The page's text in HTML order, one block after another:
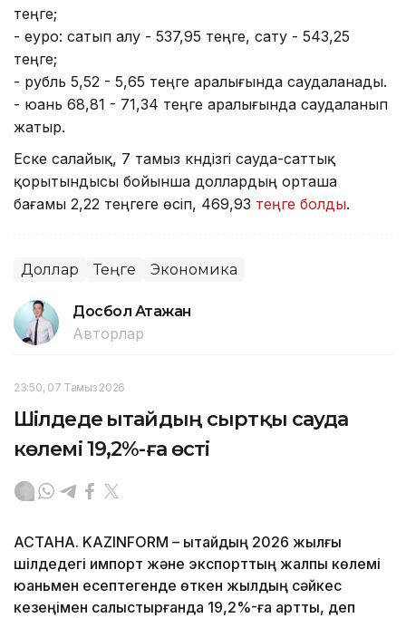
теңге;
- еуро: сатып алу - 537,95 теңге, сату - 543,25
теңге;
- рубль 5,52 - 5,65 теңге аралығында саудаланады.
- юань 68,81 - 71,34 теңге аралығында саудаланып
жатыр.
Еске салайық, 7 тамыз күндізгі сауда-саттық
қорытындысы бойынша доллардың орташа
бағамы 2,22 теңгеге өсіп, 469,93 теңге болды.
Доллар Теңге Экономика
Досбол Атажан
Авторлар
23:50, 07 Тамыз 2026
Шілдеде Қытайдың сыртқы сауда
көлемі 19,2%-ға өсті
АСТАНА. KAZINFORM – Қытайдың 2026 жылғы
шілдедегі импорт және экспорттың жалпы көлемі
юаньмен есептегенде өткен жылдың сәйкес
кезеңімен салыстырғанда 19,2%-ға артты, деп